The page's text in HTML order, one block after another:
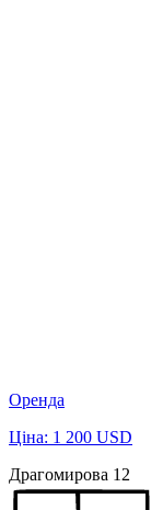
Оренда
Ціна: 1 200 USD
Драгомирова 12